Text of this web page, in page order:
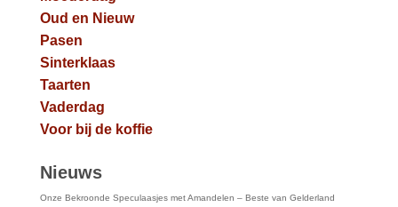
Oud en Nieuw
Pasen
Sinterklaas
Taarten
Vaderdag
Voor bij de koffie
Nieuws
Onze Bekroonde Speculaasjes met Amandelen – Beste van Gelderland